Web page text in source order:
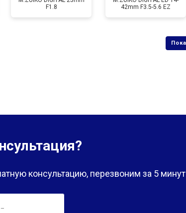
F1.8
42mm F3.5-5.6 EZ
консультацию, перезвоним за 5 минут